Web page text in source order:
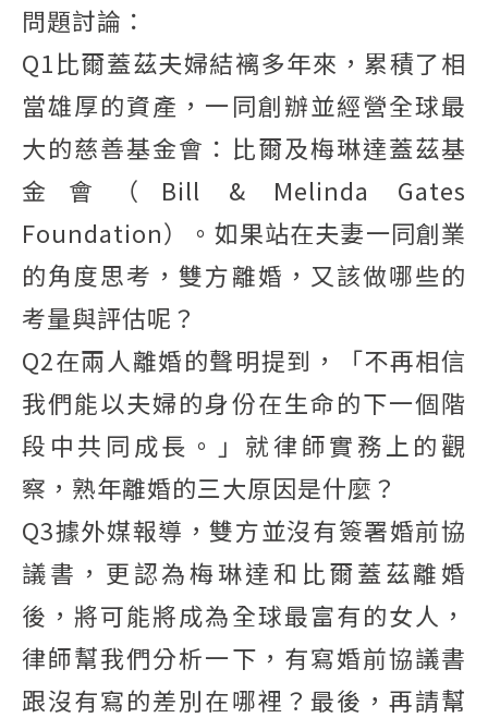
問題討論：
Q1比爾蓋茲夫婦結褵多年來，累積了相
當雄厚的資產，一同創辦並經營全球最
大的慈善基金會：比爾及梅琳達蓋茲基
金會（Bill & Melinda Gates
Foundation）。如果站在夫妻一同創業
的角度思考，雙方離婚，又該做哪些的
考量與評估呢？
Q2在兩人離婚的聲明提到，「不再相信
我們能以夫婦的身份在生命的下一個階
段中共同成長。」就律師實務上的觀
察，熟年離婚的三大原因是什麼？
Q3據外媒報導，雙方並沒有簽署婚前協
議書，更認為梅琳達和比爾蓋茲離婚
後，將可能將成為全球最富有的女人，
律師幫我們分析一下，有寫婚前協議書
跟沒有寫的差別在哪裡？最後，再請幫